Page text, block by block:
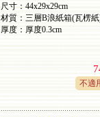
尺寸：44x29x29cm
材質：三層B浪紙箱(瓦楞
厚度：厚度0.3cm
不適